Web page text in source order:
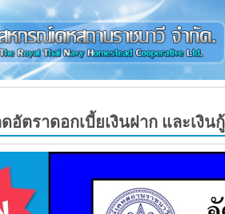
อัตราดอกเบี้ยเงินฝาก และเงิน